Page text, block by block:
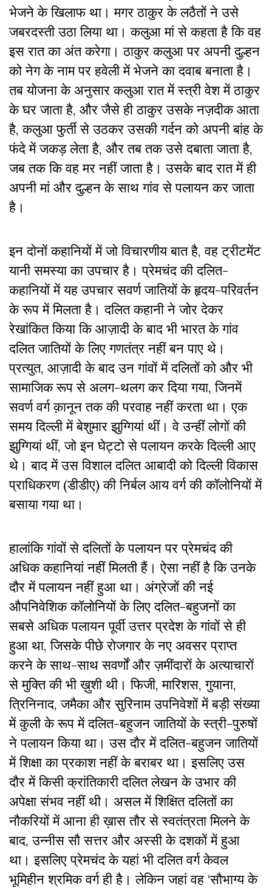
भेजने के खिलाफ था। मगर ठाकुर के लठैतों ने उसे
जबरदस्ती उठा लिया था। कलुआ मां से कहता है कि वह
इस रात का अंत करेगा। ठाकुर कलुआ पर अपनी दुल्हन
को नेग के नाम पर हवेली में भेजने का दवाब बनाता है।
तबयोजना के अनुसार कलुआ रात में स्त्री वेश में ठाकुर
के घर जाता है, और जैसे ही ठाकुर उसके नज़दीक आता
है, कलुआ फुर्ती से उठकर उसकी गर्दन को अपनी बांह के
फंदे में जकड़ लेता है, और तब तक उसे दबाता जाता है,
जब तक कि वह मर नहीं जाता है। उसके बाद रात में ही
अपनी मां और दुल्हन के साथ गांव से पलायन कर जाता
है।
इन दोनों कहानियों में जो विचारणीय बात है, वह ट्रीटमेंट
यानी समस्या का उपचार है। प्रेमचंद की दलित-
कहानियों में यह उपचार सवर्ण जातियों के हृदय-परिवर्तन
के रूप में मिलता है । दलित कहानी ने जोर देकर
रेखांकित किया कि आज़ादी के बाद भी भारत के गांव
दलित जातियों के लिए गणतंत्र नहीं बन पाए थे।
प्रत्युत, आज़ादी के बाद उन गांवों में दलितों को और भी
सामाजिक रूप से अलग-थलग कर दिया गया, जिनमें
सवर्ण वर्ग क़ानून तक की परवाह नहीं करता था। एक
समय दिल्ली में बेशुमार झुग्गियां थीं। वे उन्हीं लोगों की
झुग्गियां थीं, जो इन घेट्टो से पलायन करके दिल्ली आए
थे। बाद में उस विशाल दलित आबादी को दिल्ली विकास
प्राधिकरण (डीडीए) की निर्बल आय वर्ग की कॉलोनियों में
बसाया गया था।
हालांकि गांवों से दलितों केपलायन पर प्रेमचंद की
अधिक कहानियां नहीं मिलती हैं। ऐसा नहीं है कि उनके
दौर में पलायन नहीं हुआ था। अंग्रेजों की नई
औपनिवेशिक कॉलोनियों के लिए दलित-बहुजनों का
सबसे अधिक पलायन पूर्वी उत्तर प्रदेश के गांवों से ही
हुआ था, जिसके पीछे रोजगार के नए अवसर प्राप्त
करने के साथ-साथ सवर्णों और ज़मींदारों के अत्याचारों
से मुक्ति की भी ख़ुशी थी। फिजी, मारिशस, गुयाना,
त्रिनिनाद, जमैका और सुरिनाम उपनिवेशों में बड़ी संख्या
में कुली के रूप में दलित-बहुजन जातियों के स्त्री-पुरुषों
ने पलायन किया था। उस दौर में दलित-बहुजन जातियों
में शिक्षा का प्रकाश नहीं के बराबर था। इसलिए उस
दौर में किसी क्रांतिकारी दलित लेखन के उभार की
अपेक्षा संभव नहीं थी। असल में शिक्षित दलितों का
नौकरियों में आना ही ख़ास तौर से स्वतंत्रता मिलने के
बाद, उन्नीस सौ सत्तर और अस्सी के दशकों में हुआ
था। इसलिएप्रेमचंद के यहां भी दलित वर्ग केवल
भूमिहीन श्रमिक वर्ग ही है। लेकिन जहां वह ‘सौभाग्य के